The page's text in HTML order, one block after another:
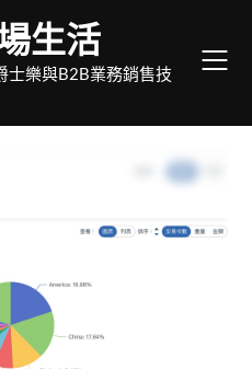
生活
士樂與B2B業務銷售技